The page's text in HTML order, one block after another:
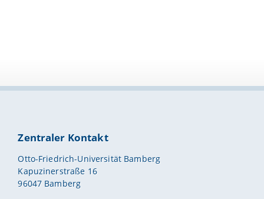
Zentraler Kontakt
Otto-Friedrich-Universität Bamberg
Kapuzinerstraße 16
96047 Bamberg